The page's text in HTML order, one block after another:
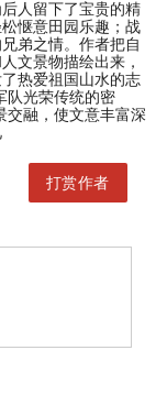
人留下了宝贵的精
惬意田园乐趣；战
弟之情。作者把自
文景物描绘出来，
热爱祖国山水的志
队光荣传统的密
交融，使文意丰富深
打赏作者